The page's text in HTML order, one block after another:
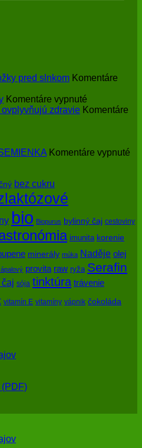
pred slnkom Komentáre
Komentáre vypnuté
Zázrak
zdravie Komentáre
Komentáre vypnuté
bez cukru
bio Biopurus bylinný čaj cestoviny
imunita korenie
minerály múka Naděje olej
provita raw ryža Serafin
sója tinktúra trávenie
vitamín E vitamíny vápnik čokoláda